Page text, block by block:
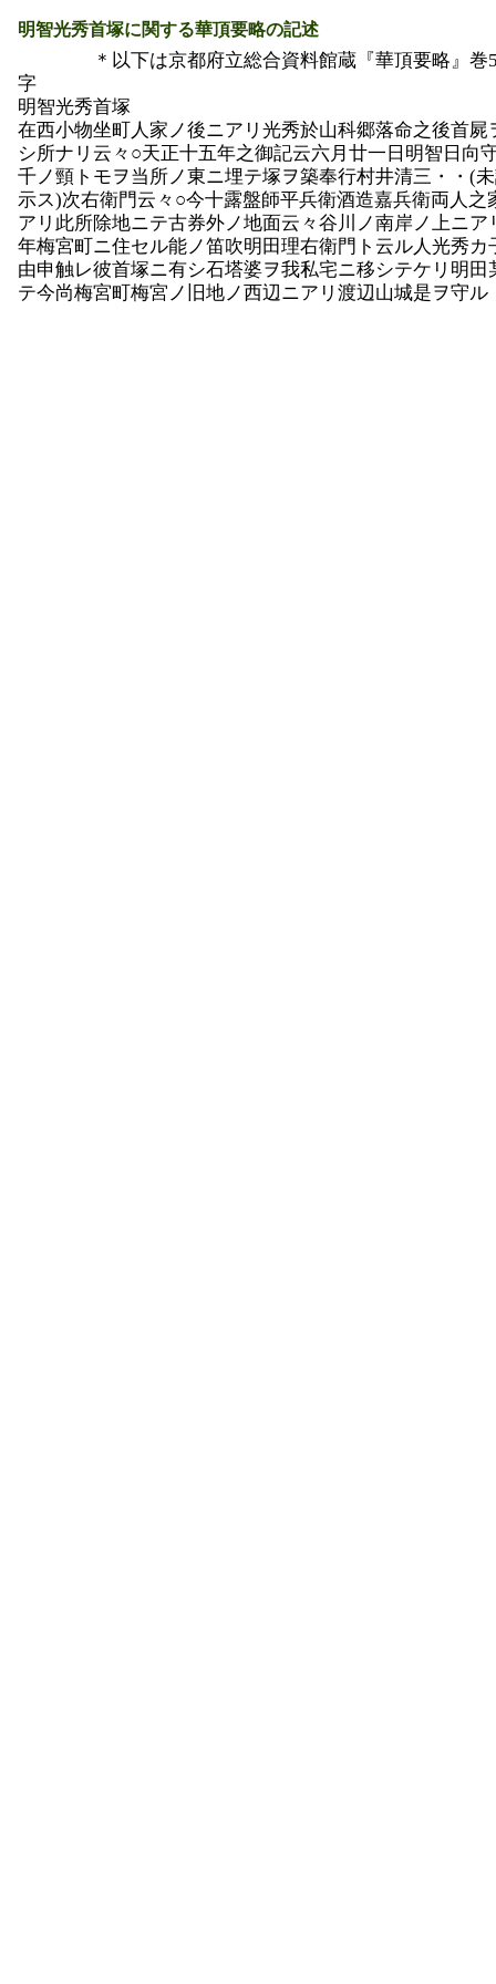
明智光秀首塚に関する華頂要略の記述
＊以下は京都府立総合資料館蔵『華頂要略』巻
字
明智光秀首塚
在西小物坐町人家ノ後ニアリ光秀於山科郷落命之後首屍
シ所ナリ云々○天正十五年之御記云六月廿一日明智日向
千ノ頸トモヲ当所ノ東ニ埋テ塚ヲ築奉行村井清三・・(
示ス)次右衛門云々○今十露盤師平兵衛酒造嘉兵衛両人之
アリ此所除地ニテ古券外ノ地面云々谷川ノ南岸ノ上ニア
年梅宮町ニ住セル能ノ笛吹明田理右衛門ト云ル人光秀カ
由申触レ彼首塚ニ有シ石塔婆ヲ我私宅ニ移シテケリ明田
テ今尚梅宮町梅宮ノ旧地ノ西辺ニアリ渡辺山城是ヲ守ル